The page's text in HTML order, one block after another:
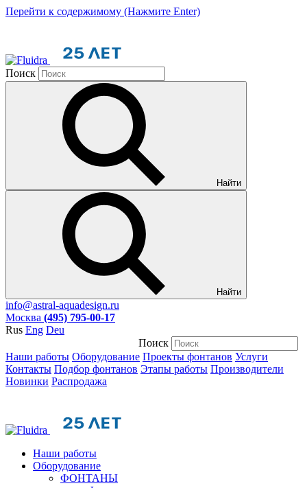
Перейти к содержимому (Нажмите Enter)
Поиск
Найти
Найти
info@astral-aquadesign.ru
Москва (495) 795-00-17
Rus Eng Deu
Поиск
Наши работы Оборудование Проекты фонтанов Услуги
Контакты Подбор фонтанов Этапы работы Производители
Новинки Распродажа
Наши работы
Оборудование
ФОНТАНЫ